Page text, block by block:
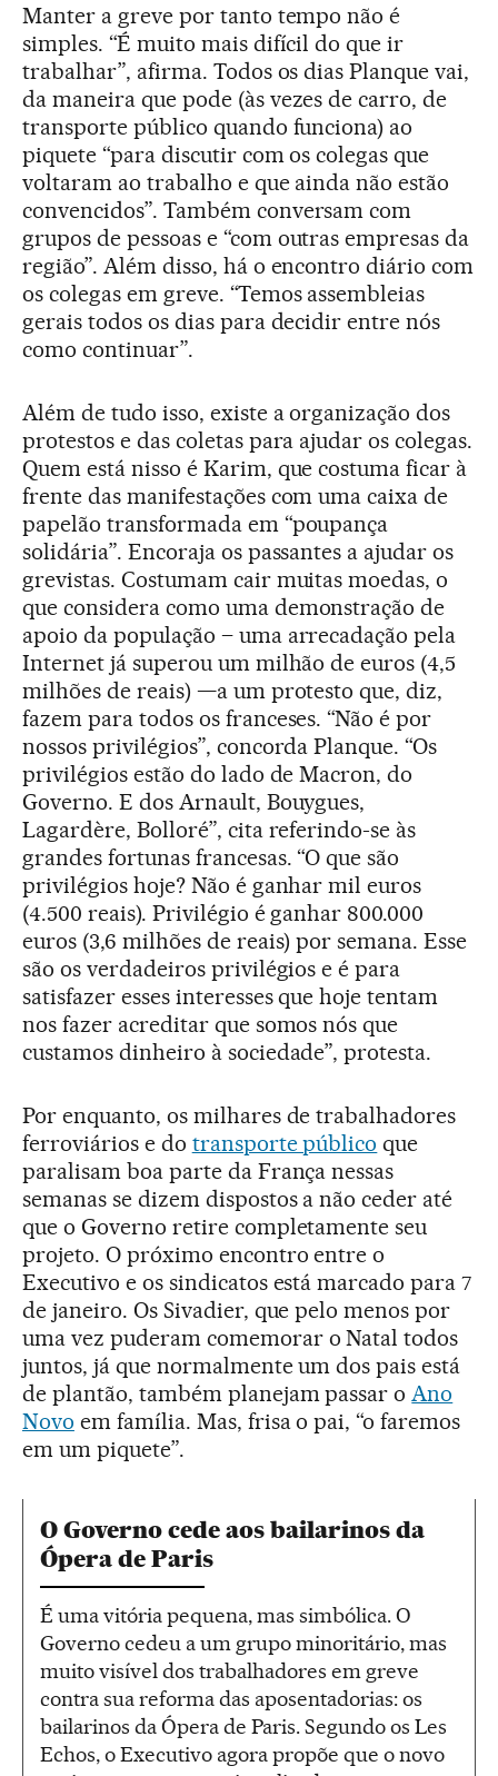
Manter a greve por tanto tempo não é
simples. “É muito mais difícil do que ir
trabalhar”, afirma. Todos os dias Planque vai,
da maneira que pode (às vezes de carro, de
transporte público quando funciona) ao
piquete “para discutir com os colegas que
voltaram ao trabalho e que ainda não estão
convencidos”. Também conversam com
grupos de pessoas e “com outras empresas da
região”. Além disso, há o encontro diário com
os colegas em greve. “Temos assembleias
gerais todos os dias para decidir entre nós
como continuar”.
Além de tudo isso, existe a organização dos
protestos e das coletas para ajudar os colegas.
Quem está nisso é Karim, que costuma ficar à
frente das manifestações com uma caixa de
papelão transformada em “poupança
solidária”. Encoraja os passantes a ajudar os
grevistas. Costumam cair muitas moedas, o
que considera como uma demonstração de
apoio da população – uma arrecadação pela
Internet já superou um milhão de euros (4,5
milhões de reais) —a um protesto que, diz,
fazem para todos os franceses. “Não é por
nossos privilégios”, concorda Planque. “Os
privilégios estão do lado de Macron, do
Governo. E dos Arnault, Bouygues,
Lagardère, Bolloré”, cita referindo-se às
grandes fortunas francesas. “O que são
privilégios hoje? Não é ganhar mil euros
(4.500 reais). Privilégio é ganhar 800.000
euros (3,6 milhões de reais) por semana. Esse
são os verdadeiros privilégios e é para
satisfazer esses interesses que hoje tentam
nos fazer acreditar que somos nós que
custamos dinheiro à sociedade”, protesta.
Por enquanto, os milhares de trabalhadores
ferroviários e do transporte público que
paralisam boa parte da França nessas
semanas se dizem dispostos a não ceder até
que o Governo retire completamente seu
projeto. O próximo encontro entre o
Executivo e os sindicatos está marcado para 7
de janeiro. Os Sivadier, que pelo menos por
uma vez puderam comemorar o Natal todos
juntos, já que normalmente um dos pais está
de plantão, também planejam passar o Ano
Novo em família. Mas, frisa o pai, “o faremos
em um piquete”.
O Governo cede aos bailarinos da
Ópera de Paris
É uma vitória pequena, mas simbólica. O
Governo cedeu a um grupo minoritário, mas
muito visível dos trabalhadores em greve
contra sua reforma das aposentadorias: os
bailarinos da Ópera de Paris. Segundo os Les
Echos, o Executivo agora propõe que o novo